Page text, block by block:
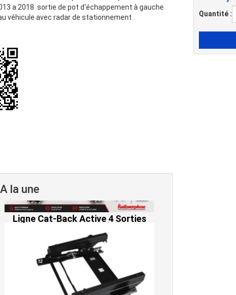
Quantité :
a 2018 sortie de pot d'échappement à gauche
véhicule avec radar de stationnement .
A la une